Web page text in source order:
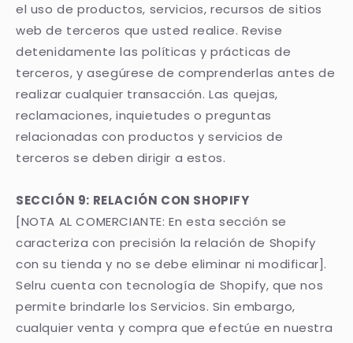
el uso de productos, servicios, recursos de sitios
web de terceros que usted realice. Revise
detenidamente las políticas y prácticas de
terceros, y asegúrese de comprenderlas antes de
realizar cualquier transacción. Las quejas,
reclamaciones, inquietudes o preguntas
relacionadas con productos y servicios de
terceros se deben dirigir a estos.
SECCIÓN 9: RELACIÓN CON SHOPIFY
[NOTA AL COMERCIANTE: En esta sección se
caracteriza con precisión la relación de Shopify
con su tienda y no se debe eliminar ni modificar].
Selru cuenta con tecnología de Shopify, que nos
permite brindarle los Servicios. Sin embargo,
cualquier venta y compra que efectúe en nuestra